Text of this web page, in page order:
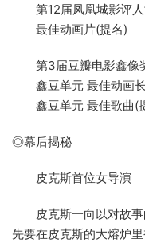
第12届凤凰城影评人
最佳动画片(提名)
第3届豆瓣电影鑫像
鑫豆单元 最佳动画长
鑫豆单元 最佳歌曲(
◎幕后揭秘
皮克斯首位女导演
皮克斯一向以对故事
先要在皮克斯的大熔炉